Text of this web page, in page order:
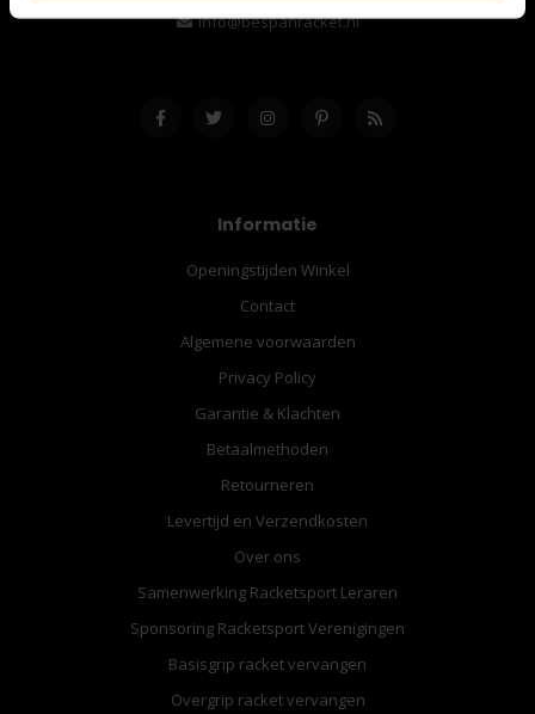
info@bespanracket.nl
Informatie
Openingstijden Winkel
Contact
Algemene voorwaarden
Privacy Policy
Garantie & Klachten
Betaalmethoden
Retourneren
Levertijd en Verzendkosten
Over ons
Samenwerking Racketsport Leraren
Sponsoring Racketsport Verenigingen
Basisgrip racket vervangen
Overgrip racket vervangen